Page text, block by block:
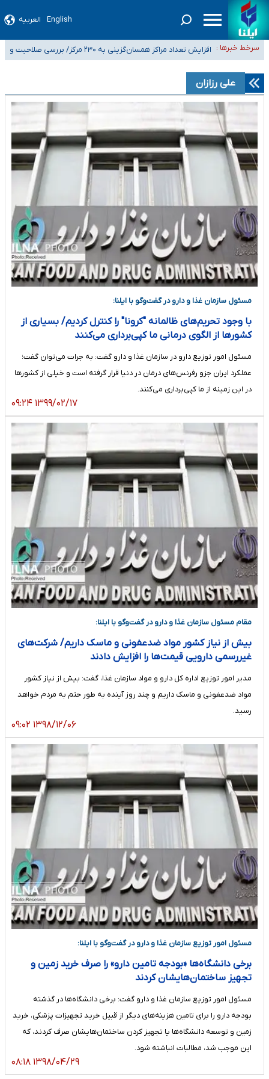
English العربیه
سرخط خبرها :
ضرورت آموزش حریم خصوصی در فضای آنلاین در مدارس/ هزینه‌های سنگین
اجتماعی انتشار تصاویر خصوصی برای قربانیان/ سوءاستفاده مجرمان از ترس
افزایش تعداد مراکز همسان‌گزینی به ۲۳۰ مرکز/ بررسی صلاحیت و
هستیم، اما هنوز پاسخ مشخصی نگرفته‌ایم
تعویق آزمون ورودی دکترای تخصصی فرماندهی صحنه عملیات و دکترای
تخصصی جغرافیای نظامی دافوس آجا
علی رزازان
مسئول سازمان غذا و دارو در گفت‌وگو با ایلنا:
با وجود تحریم‌های ظالمانه "کرونا" را کنترل کردیم/ بسیاری از
کشورها از الگوی درمانی ما کپی‌برداری می‌کنند
مسئول امور توزیع دارو در سازمان غذا و دارو گفت: به جرات می‌توان گفت؛
عملکرد ایران جزو رفرنس‌های درمان در دنیا قرار گرفته است و خیلی از کشورها
در این زمینه از ما کپی‌برداری می‌کنند.
۱۳۹۹/۰۲/۱۷ ۰۹:۲۴
مقام مسئول سازمان غذا و دارو در گفت‌وگو با ایلنا:
بیش از نیاز کشور مواد ضدعفونی و ماسک داریم/ شرکت‌های
غیررسمی دارویی قیمت‌ها را افزایش دادند
مدیر امور توزیع اداره کل دارو و مواد سازمان غذا، گفت: بیش از نیاز کشور
مواد ضدعفونی و ماسک داریم و چند روز آینده به طور حتم به مردم خواهد
رسید.
۱۳۹۸/۱۲/۰۶ ۰۹:۰۲
مسئول امور توزیع سازمان غذا و دارو در گفت‌وگو با ایلنا:
برخی دانشگاه‌ها «بودجه تامین دارو» را صرف خرید زمین و
تجهیز ساختمان‌هایشان کردند
مسئول امور توزیع سازمان غذا و دارو گفت: برخی دانشگاه‌ها در گذشته
بودجه دارو را برای تامین هزینه‌های دیگر از قبیل خرید تجهیزات پزشکی، خرید
زمین و توسعه دانشگاه‌ها یا تجهیز کردن ساختمان‌هایشان صرف کردند، که
این موجب شد، مطالبات انباشته شود.
۱۳۹۸/۰۴/۲۹ ۰۸:۱۸